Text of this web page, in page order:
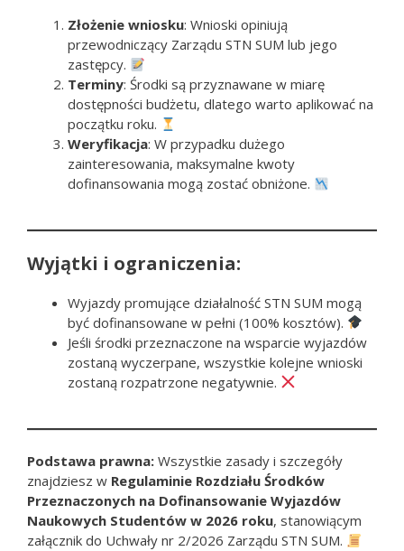
Złożenie wniosku: Wnioski opiniują
przewodniczący Zarządu STN SUM lub jego
zastępcy.
Terminy: Środki są przyznawane w miarę
dostępności budżetu, dlatego warto aplikować na
początku roku.
Weryfikacja: W przypadku dużego
zainteresowania, maksymalne kwoty
dofinansowania mogą zostać obniżone.
Wyjątki i ograniczenia:
Wyjazdy promujące działalność STN SUM mogą
być dofinansowane w pełni (100% kosztów).
Jeśli środki przeznaczone na wsparcie wyjazdów
zostaną wyczerpane, wszystkie kolejne wnioski
zostaną rozpatrzone negatywnie.
Podstawa prawna: Wszystkie zasady i szczegóły
znajdziesz w Regulaminie Rozdziału Środków
Przeznaczonych na Dofinansowanie Wyjazdów
Naukowych Studentów w 2026 roku, stanowiącym
załącznik do Uchwały nr 2/2026 Zarządu STN SUM.